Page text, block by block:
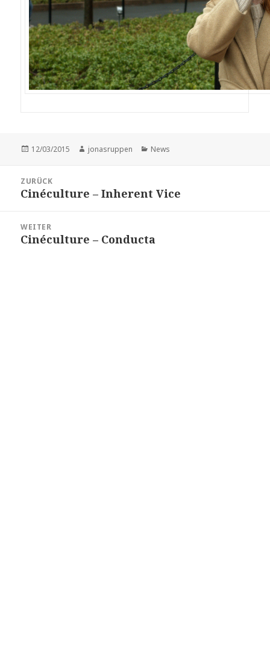
Veröffentlicht
12/03/2015 Autor
jonasruppen Kategorien
News
ZURÜCK
Vorheriger
Cinéculture – Inherent Vice
WEITER
Nächster
Cinéculture – Conducta